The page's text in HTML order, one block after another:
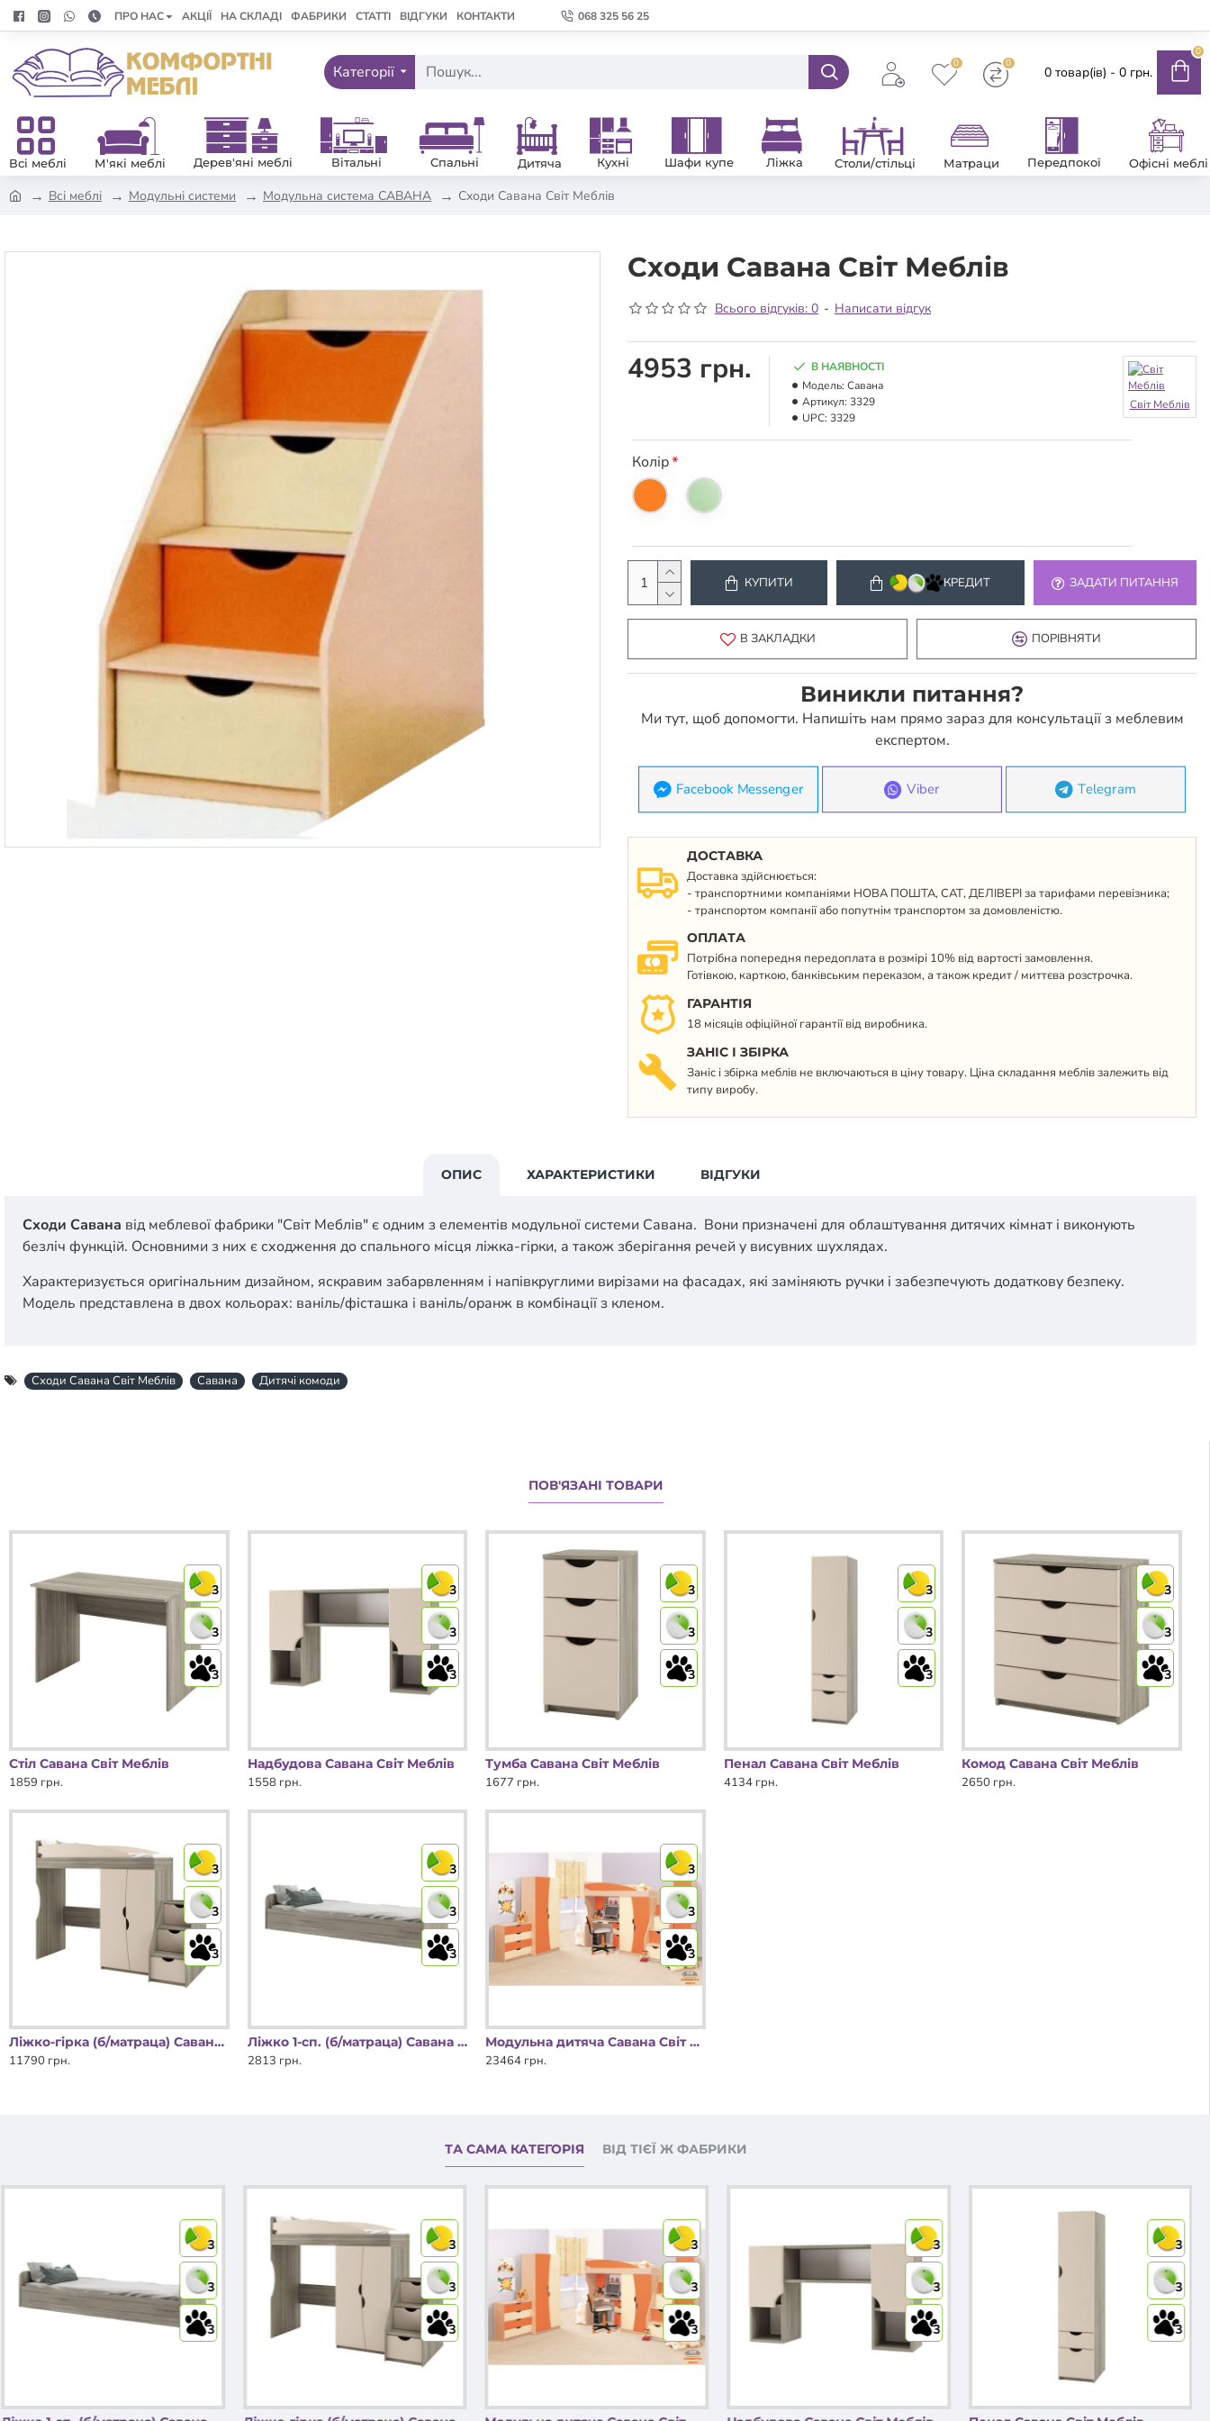
ПРО НАС АКЦІЇ НА СКЛАДІ ФАБРИКИ СТАТТІ ВІДГУКИ КОНТАКТИ 068 325 56 25
Категорії 0 0
0 товар(ів) - 0 грн.
0
Всі меблі М'які меблі Дерев'яні меблі Вітальні Спальні Дитяча Кухні Шафи купе Ліжка Столи/стільці Матраци Передпокої Офісні меблі
Всі меблі Модульні системи Модульна система САВАНА Сходи Савана Світ Меблів
Сходи Савана Світ Меблів
Всього відгуків: 0 - Написати відгук
4953 грн.
В НАЯВНОСТІ
Модель: Савана
Артикул: 3329
UPC: 3329
Світ Меблів
Колір
КУПИТИ КРЕДИТ ЗАДАТИ ПИТАННЯ
В ЗАКЛАДКИ ПОРІВНЯТИ
ДОСТАВКА
Доставка здійснюється:
- транспортними компаніями НОВА ПОШТА, САТ, ДЕЛІВЕРІ за тарифами перевізника;
- транспортом компанії або попутнім транспортом за домовленістю.
ОПЛАТА
Потрібна попередня передоплата в розмірі 10% від вартості замовлення.
Готівкою, карткою, банківським переказом, а також кредит / миттєва розстрочка.
ГАРАНТІЯ
18 місяців офіційної гарантії від виробника.
ЗАНІС І ЗБІРКА
Заніс і збірка меблів не включаються в ціну товару. Ціна складання меблів залежить від
типу виробу.
Виникли питання?
Ми тут, щоб допомогти. Напишіть нам прямо зараз для консультації з меблевим
експертом.
Facebook Messenger Viber Telegram
ОПИС ХАРАКТЕРИСТИКИ ВІДГУКИ
Сходи Савана від меблевої фабрики "Світ Меблів" є одним з елементів модульної системи Савана. Вони призначені для облаштування дитячих кімнат і виконують
безліч функцій. Основними з них є сходження до спального місця ліжка-гірки, а також зберігання речей у висувних шухлядах.
Характеризується оригінальним дизайном, яскравим забарвленням і напівкруглими вирізами на фасадах, які заміняють ручки і забезпечують додаткову безпеку.
Модель представлена в двох кольорах: ваніль/фісташка і ваніль/оранж в комбінації з кленом.
Сходи Савана Світ Меблів Савана Дитячі комоди
ПОВ'ЯЗАНІ ТОВАРИ
3
3
3
Стіл Савана Світ Меблів
1859 грн.
3
3
3
Надбудова Савана Світ Меблів
1558 грн.
3
3
3
Тумба Савана Світ Меблів
1677 грн.
3
3
3
Пенал Савана Світ Меблів
4134 грн.
3
3
3
Комод Савана Світ Меблів
2650 грн.
3
3
3
Ліжко-гірка (б/матраца) Савана Світ Меблів
11790 грн.
3
3
3
Ліжко 1-сп. (б/матраца) Савана Світ Меблів
2813 грн.
3
3
3
Модульна дитяча Савана Світ Меблів
23464 грн.
ТА САМА КАТЕГОРІЯ ВІД ТІЄЇ Ж ФАБРИКИ
3
3
3
3
3
3
3
3
3
3
3
3
3
3
3